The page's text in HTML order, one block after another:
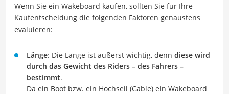
Wenn Sie ein Wakeboard kaufen, sollten Sie für Ihre
Kaufentscheidung die folgenden Faktoren genaustens
evaluieren:
Länge: Die Länge ist äußerst wichtig, denn diese wird
durch das Gewicht des Riders – des Fahrers –
bestimmt.
Da ein Boot bzw. ein Hochseil (Cable) ein Wakeboard